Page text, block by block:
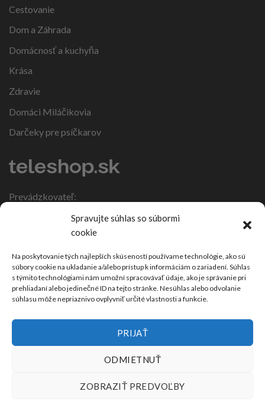
Spravujte súhlas so súbormi
cookie
Na poskytovanie tých najlepších skúseností používame technológie, ako sú
súbory cookie na ukladanie a/alebo prístup k informáciám o zariadení. Súhlas
s týmito technológiami nám umožní spracovávať údaje, ako je správanie pri
prehliadaní alebo jedinečné ID na tejto stránke. Nesúhlas alebo odvolanie
súhlasu môže nepriaznivo ovplyvniť určité vlastnosti a funkcie.
PRIJAŤ
ODMIETNUŤ
ZOBRAZIŤ PREDVOĽBY
Cestovanie
Dom a Záhrada
Domácnosť a kuchyňa
Krása
Zdravie
Domáci Miláčikovia
Darčeky pre psíčkarov
Prevádzkovateľ:
DIČ: 1086270988
924 01 Galanta
Slovensko